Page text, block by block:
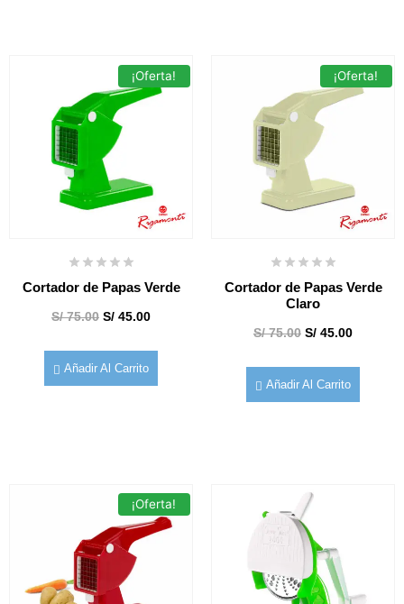
¡Oferta!
Cortador de Papas Verde
S/75.00 S/ 45.00
Añadir Al Carrito
¡Oferta!
Cortador de Papas Verde
Claro
S/75.00 S/ 45.00
Añadir Al Carrito
¡Oferta!